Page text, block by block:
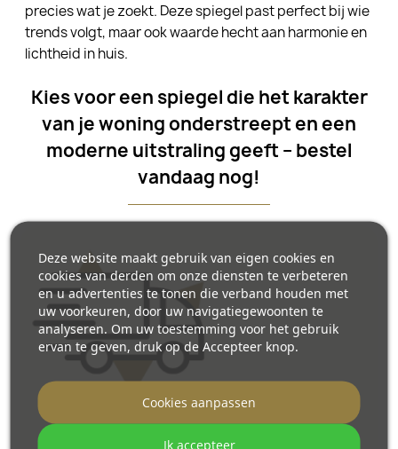
precies wat je zoekt. Deze spiegel past perfect bij wie
trends volgt, maar ook waarde hecht aan harmonie en
lichtheid in huis.
Kies voor een spiegel die het karakter
van je woning onderstreept en een
moderne uitstraling geeft – bestel
vandaag nog!
Deze website maakt gebruik van eigen cookies en
cookies van derden om onze diensten te verbeteren
en u advertenties te tonen die verband houden met
uw voorkeuren, door uw navigatiegewoonten te
analyseren. Om uw toestemming voor het gebruik
ervan te geven, druk op de Accepteer knop.
Cookies aanpassen
Ik accepteer